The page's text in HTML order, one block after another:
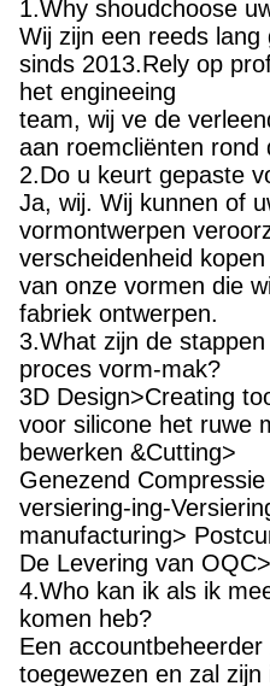
1.Why shoudchoose
Wij zijn een reeds
sinds 2013.Rely op
het engineeing
team, wij ve de
aan roemcliënten rond
2.Do u keurt gepaste
Ja, wij. Wij kunnen of
vormontwerpen
verscheidenheid kopen
van onze vormen die
fabriek ontwerpen.
3.What zijn de
proces vorm-mak?
3D Design>Creating
voor silicone het ruwe
bewerken &Cutting>
Genezend
versiering-ing-
manufacturing>
De Levering van
4.Who kan ik als ik
komen heb?
Een